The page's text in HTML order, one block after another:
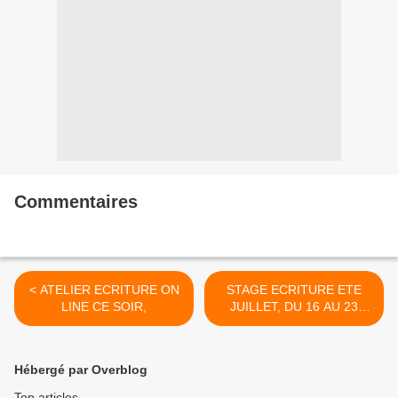
Commentaires
< ATELIER ECRITURE ON
LINE CE SOIR,
STAGE ECRITURE ETE
JUILLET, DU 16 AU 23
JUILLET EN ANDALOUSIE
Hébergé par Overblog